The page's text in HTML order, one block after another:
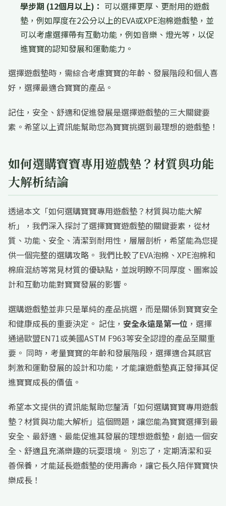
學步期 (12個月以上)： 可以選擇更厚、更耐用的遊戲
墊，例如厚度在2公分以上的EVA或XPE泡棉遊戲墊，並
可以考慮選擇帶有互動功能，例如音樂、燈光等，以促
進寶寶的認知發展和運動能力。
選擇遊戲墊時，需綜合考慮寶寶的年齡、發展階段和個人喜
好，選擇最適合寶寶的產品。
記住，安全、舒適和促進發展是選擇遊戲墊的三大關鍵要
素。希望以上資訊能幫助您為寶寶挑選到最理想的遊戲墊！
如何選購寶寶專用遊戲墊？材質與功能
大解析結論
透過本文「如何選購寶寶專用遊戲墊？材質與功能大解
析」，我們深入探討了選擇寶寶遊戲墊的關鍵要素，從材
質、功能、安全、清潔到耐用性，層層剖析，希望能為您提
供一個完整的選購攻略。 我們比較了EVA泡棉、XPE泡棉和
棉麻混紡等常見材質的優缺點，並說明瞭不同厚度、圖案設
計和互動功能對寶寶發展的影響。
選購遊戲墊並非只是單純的產品挑選，而是關係到寶寶安全
和健康成長的重要決定。 記住， 安全永遠是第一位 ，選擇
通過歐盟EN71或美國ASTM F963等安全認證的產品至關重
要。 同時，考量寶寶的年齡和發展階段，選擇適合其感官
刺激和運動發展的設計和功能，才能讓遊戲墊真正發揮其促
進寶寶成長的價值。
希望本文提供的資訊能幫助您釐清「如何選購寶寶專用遊戲
墊？材質與功能大解析」這個問題，讓您能為寶寶選擇到最
安全、最舒適、最能促進其發展的理想遊戲墊，創造一個安
全、舒適且充滿樂趣的玩耍環境。 別忘了，定期清潔和妥
善保養，才能延長遊戲墊的使用壽命，讓它長久陪伴寶寶快
樂成長！